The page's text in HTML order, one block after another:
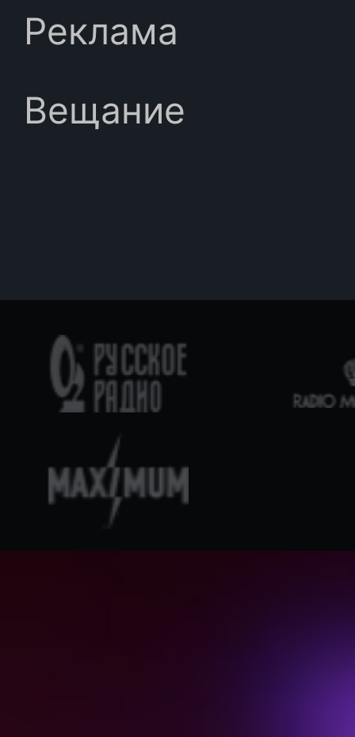
Реклама
Вещание